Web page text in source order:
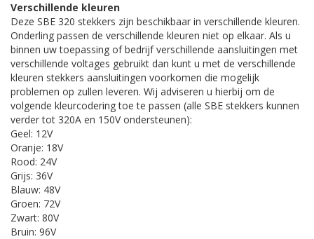
Verschillende kleuren
Deze SBE 320 stekkers zijn beschikbaar in verschillende kleuren.
Onderling passen de verschillende kleuren niet op elkaar. Als u
binnen uw toepassing of bedrijf verschillende aansluitingen met
verschillende voltages gebruikt dan kunt u met de verschillende
kleuren stekkers aansluitingen voorkomen die mogelijk
problemen op zullen leveren. Wij adviseren u hierbij om de
volgende kleurcodering toe te passen (alle SBE stekkers kunnen
verder tot 320A en 150V ondersteunen):
Geel: 12V
Oranje: 18V
Rood: 24V
Grijs: 36V
Blauw: 48V
Groen: 72V
Zwart: 80V
Bruin: 96V